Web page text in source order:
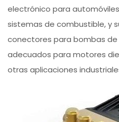
electrónico para
sistemas de combustible, y
conectores para bombas
adecuados para motores
otras aplicaciones